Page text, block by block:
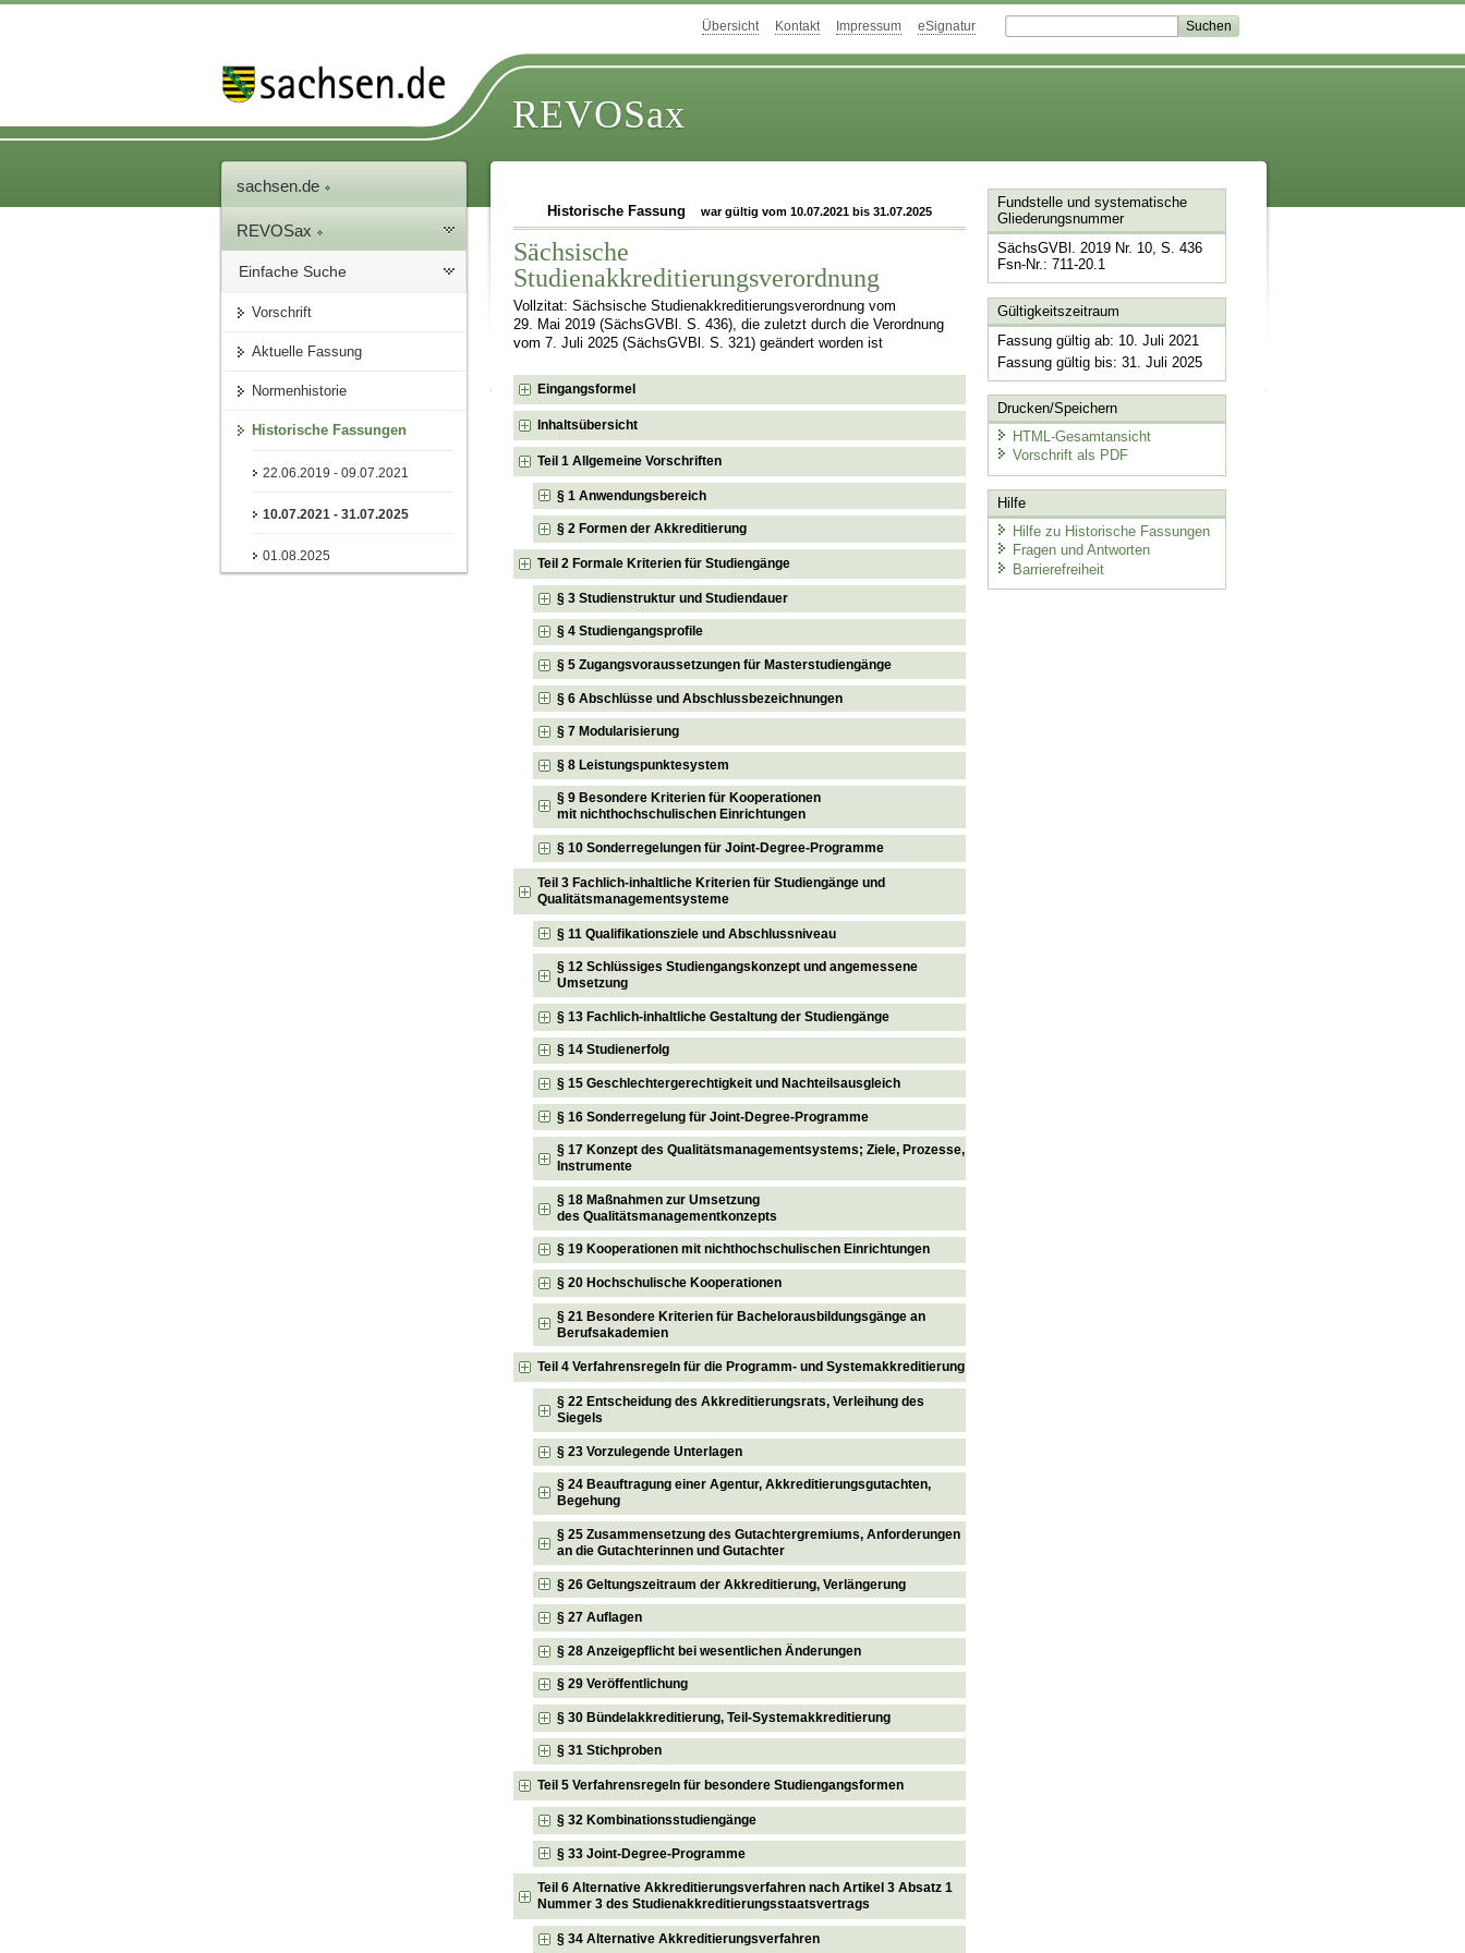
Übersicht Kontakt Impressum eSignatur
REVOSax
sachsen.de
REVOSax
Einfache Suche
Vorschrift
Aktuelle Fassung
Normenhistorie
Historische Fassungen
22.06.2019 - 09.07.2021
10.07.2021 - 31.07.2025
01.08.2025
Historische Fassung war gültig vom 10.07.2021 bis 31.07.2025
Sächsische
Studienakkreditierungsverordnung
Vollzitat: Sächsische Studienakkreditierungsverordnung vom
29. Mai 2019 (SächsGVBl. S. 436), die zuletzt durch die Verordnung
vom 7. Juli 2025 (SächsGVBl. S. 321) geändert worden ist
Eingangsformel
Inhaltsübersicht
Teil 1 Allgemeine Vorschriften
§ 1 Anwendungsbereich
§ 2 Formen der Akkreditierung
Teil 2 Formale Kriterien für Studiengänge
§ 3 Studienstruktur und Studiendauer
§ 4 Studiengangsprofile
§ 5 Zugangsvoraussetzungen für Masterstudiengänge
§ 6 Abschlüsse und Abschlussbezeichnungen
§ 7 Modularisierung
§ 8 Leistungspunktesystem
§ 9 Besondere Kriterien für Kooperationen
mit nichthochschulischen Einrichtungen
§ 10 Sonderregelungen für Joint-Degree-Programme
Teil 3 Fachlich-inhaltliche Kriterien für Studiengänge und
Qualitätsmanagementsysteme
§ 11 Qualifikationsziele und Abschlussniveau
§ 12 Schlüssiges Studiengangskonzept und angemessene
Umsetzung
§ 13 Fachlich-inhaltliche Gestaltung der Studiengänge
§ 14 Studienerfolg
§ 15 Geschlechtergerechtigkeit und Nachteilsausgleich
§ 16 Sonderregelung für Joint-Degree-Programme
§ 17 Konzept des Qualitätsmanagementsystems; Ziele, Prozesse,
Instrumente
§ 18 Maßnahmen zur Umsetzung
des Qualitätsmanagementkonzepts
§ 19 Kooperationen mit nichthochschulischen Einrichtungen
§ 20 Hochschulische Kooperationen
§ 21 Besondere Kriterien für Bachelorausbildungsgänge an
Berufsakademien
Teil 4 Verfahrensregeln für die Programm- und Systemakkreditierung
§ 22 Entscheidung des Akkreditierungsrats, Verleihung des
Siegels
§ 23 Vorzulegende Unterlagen
§ 24 Beauftragung einer Agentur, Akkreditierungsgutachten,
Begehung
§ 25 Zusammensetzung des Gutachtergremiums, Anforderungen
an die Gutachterinnen und Gutachter
§ 26 Geltungszeitraum der Akkreditierung, Verlängerung
§ 27 Auflagen
§ 28 Anzeigepflicht bei wesentlichen Änderungen
§ 29 Veröffentlichung
§ 30 Bündelakkreditierung, Teil-Systemakkreditierung
§ 31 Stichproben
Teil 5 Verfahrensregeln für besondere Studiengangsformen
§ 32 Kombinationsstudiengänge
§ 33 Joint-Degree-Programme
Teil 6 Alternative Akkreditierungsverfahren nach Artikel 3 Absatz 1
Nummer 3 des Studienakkreditierungsstaatsvertrags
§ 34 Alternative Akkreditierungsverfahren
Fundstelle und systematische
Gliederungsnummer
SächsGVBl. 2019 Nr. 10, S. 436
Fsn-Nr.: 711-20.1
Gültigkeitszeitraum
Fassung gültig ab: 10. Juli 2021
Fassung gültig bis: 31. Juli 2025
Drucken/Speichern
HTML-Gesamtansicht
Vorschrift als PDF
Hilfe
Hilfe zu Historische Fassungen
Fragen und Antworten
Barrierefreiheit